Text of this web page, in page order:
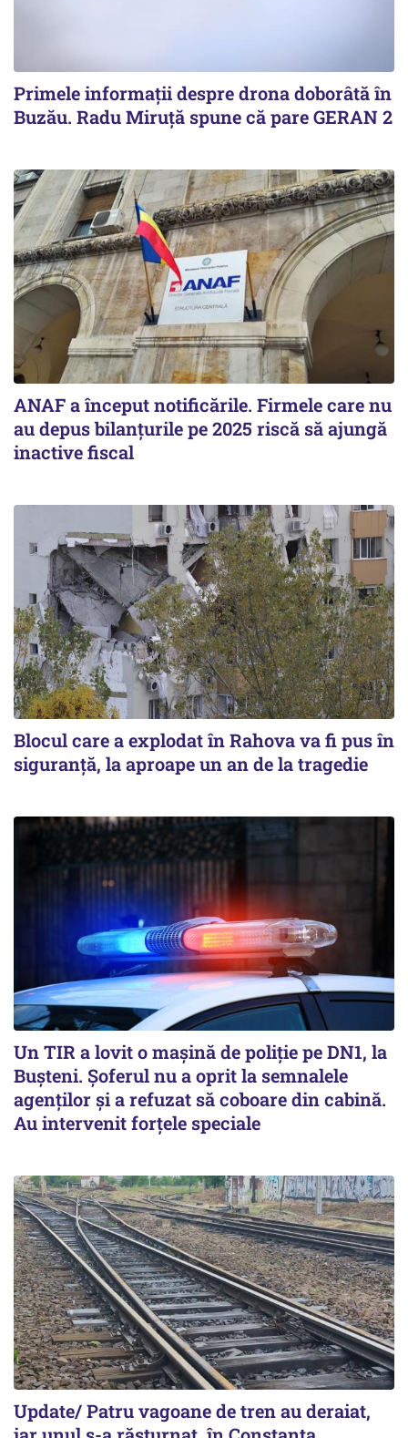
Primele informaţii despre drona doborâtă în
Buzău. Radu Miruţă spune că pare GERAN 2
ANAF a început notificările. Firmele care nu
au depus bilanțurile pe 2025 riscă să ajungă
inactive fiscal
Blocul care a explodat în Rahova va fi pus în
siguranţă, la aproape un an de la tragedie
Un TIR a lovit o maşină de poliţie pe DN1, la
Buşteni. Şoferul nu a oprit la semnalele
agenţilor şi a refuzat să coboare din cabină.
Au intervenit forţele speciale
Update/ Patru vagoane de tren au deraiat,